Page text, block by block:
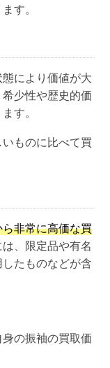
す。
により価値が大
少性や歴史的価
す。
ものに比べて買
非常に高価な買
は、限定品や有名
たものなどが含
の振袖の買取価